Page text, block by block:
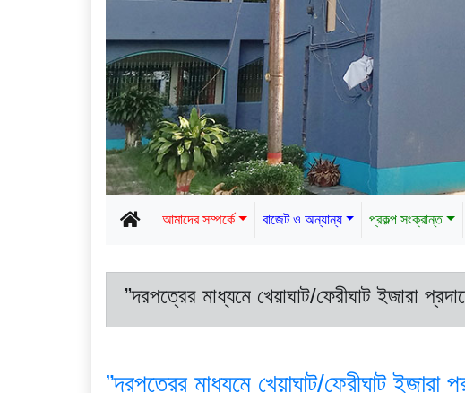
আমাদের সম্পর্কে বাজেট ও অন্যান্য প্রকল্প সংক্রান্ত
”দরপত্রের মাধ্যমে খেয়াঘাট/ফেরীঘাট ইজারা
”দরপত্রের মাধ্যমে খেয়াঘাট/ফেরীঘাট